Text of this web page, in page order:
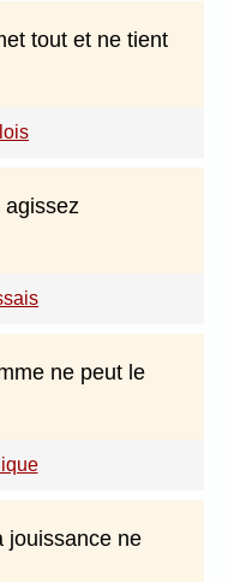
tout et ne tient
agissez
ne peut le
jouissance ne